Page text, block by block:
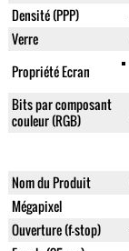
Densité (PPP)
Verre
Propriété Ecran
Bits par composant
couleur (RGB)
Nom du Produit
Mégapixel
Ouverture (f-stop)